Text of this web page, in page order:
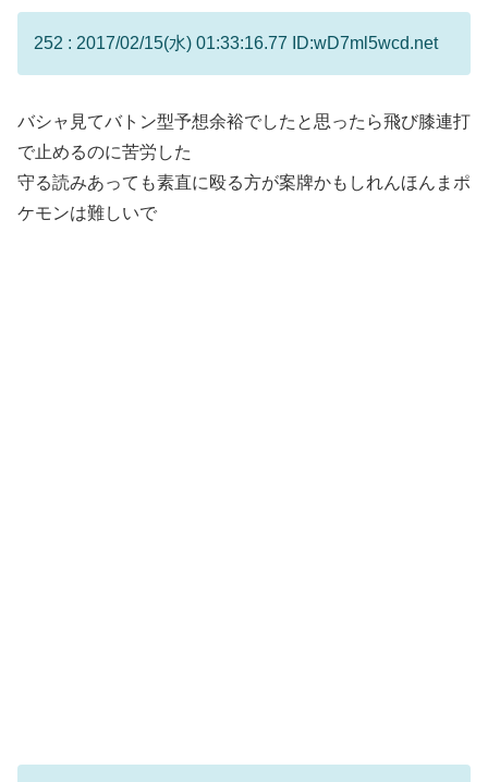
252 : 2017/02/15(水) 01:33:16.77 ID:wD7ml5wcd.net
バシャ見てバトン型予想余裕でしたと思ったら飛び膝連打
で止めるのに苦労した
守る読みあっても素直に殴る方が案牌かもしれんほんまポ
ケモンは難しいで